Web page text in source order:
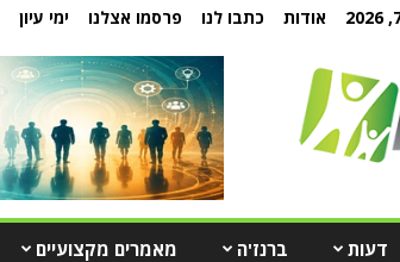
אודות כתבו לנו פרסמו אצלנו ימי עיון
דעות ברנז'ה מאמרים מקצועיים